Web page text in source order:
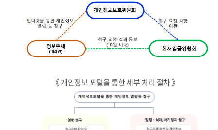
《 개인정보 포털을 통한 세부 처리 절차 》